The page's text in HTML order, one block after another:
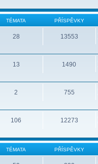
TÉMATA PŘÍSPĚVKY
28 13553
13 1490
2 755
106 12273
TÉMATA PŘÍSPĚVKY